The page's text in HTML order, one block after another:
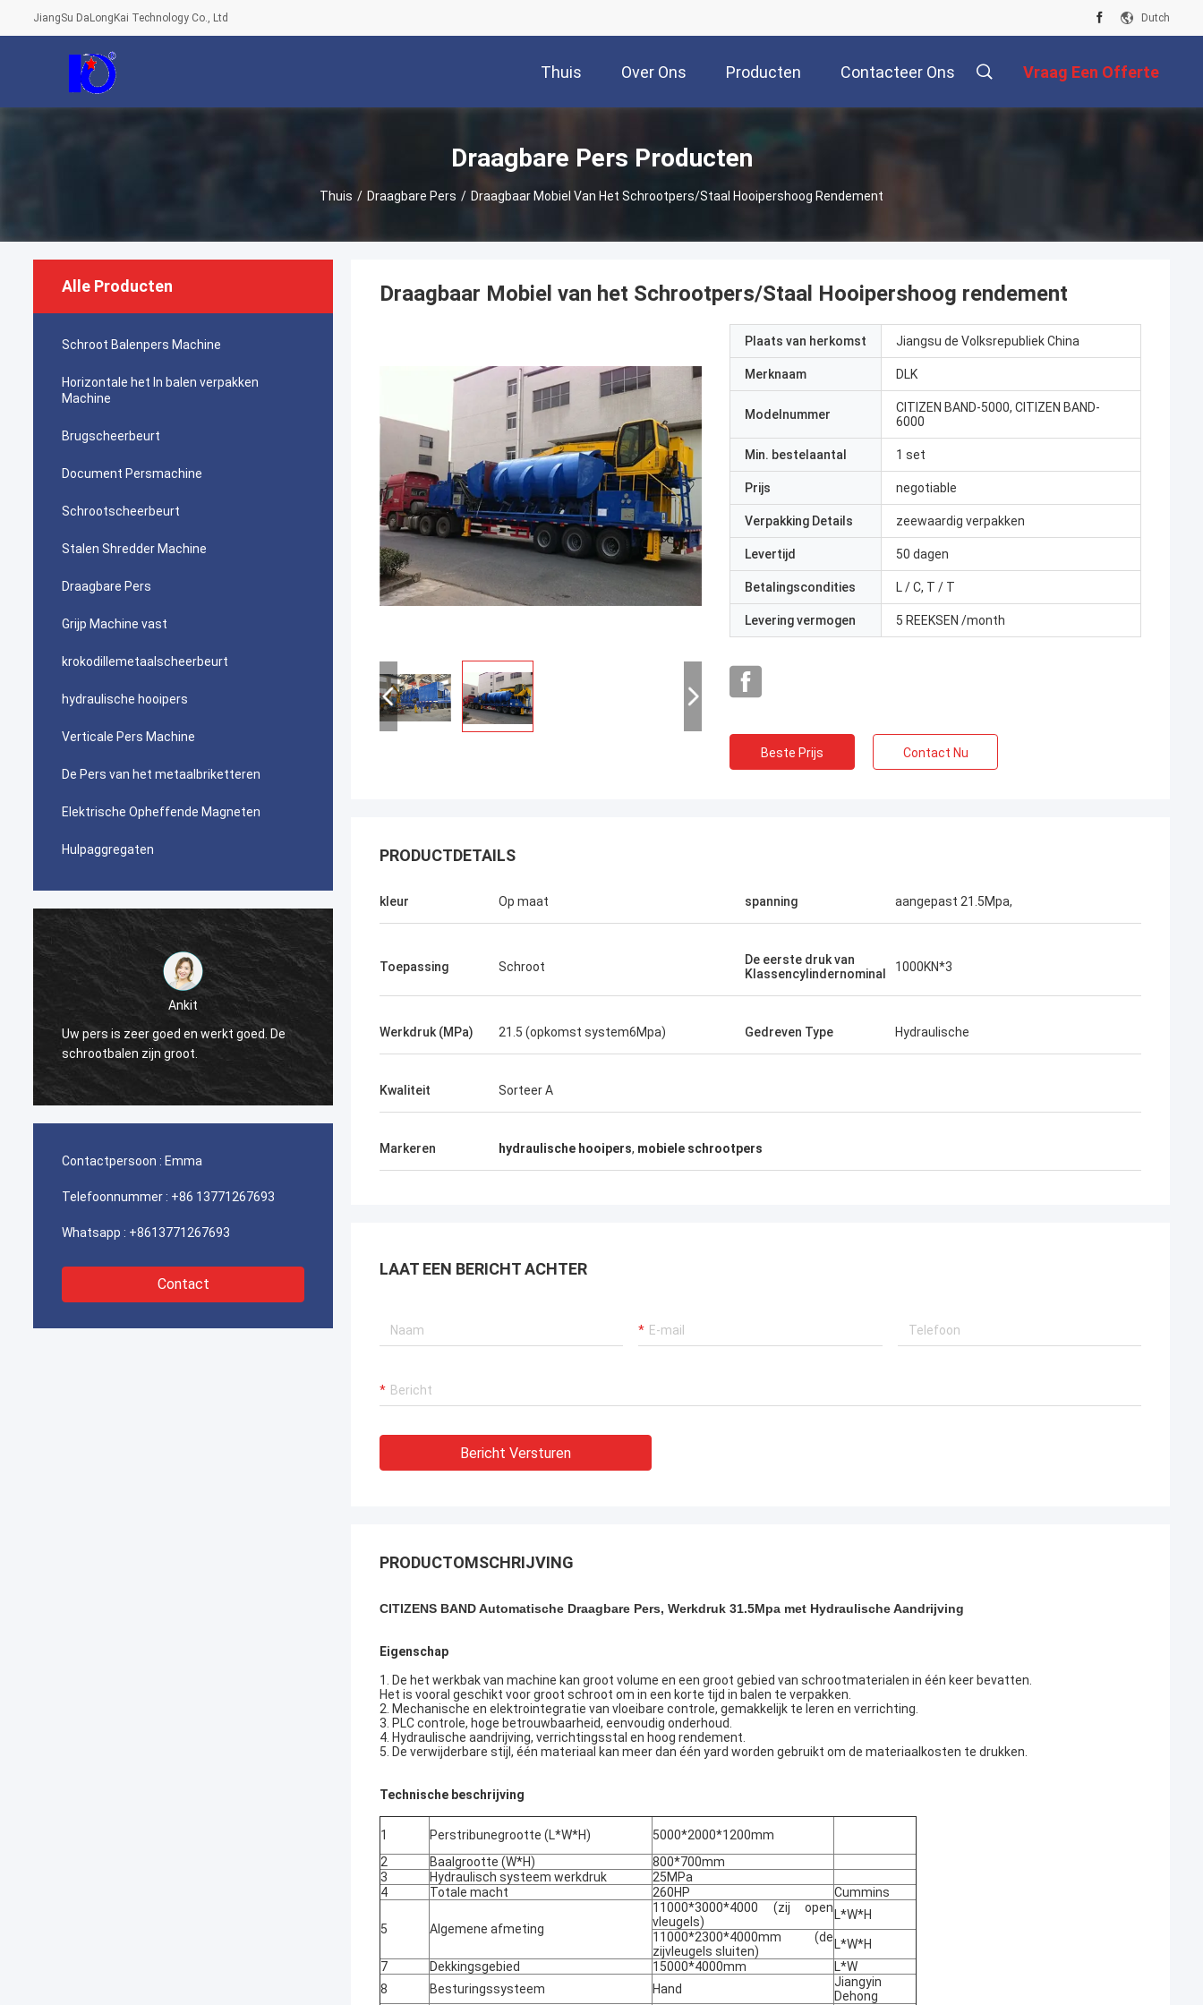
JiangSu DaLongKai Technology Co., Ltd Dutch
Thuis Over Ons Producten Contacteer Ons Vraag Een Offerte
Draagbare Pers Producten
Thuis / Draagbare Pers / Draagbaar Mobiel Van Het Schrootpers/Staal Hooipershoog Rendement
Alle Producten
Schroot Balenpers Machine
Horizontale het In balen verpakken
Machine
Brugscheerbeurt
Document Persmachine
Schrootscheerbeurt
Stalen Shredder Machine
Draagbare Pers
Grijp Machine vast
krokodillemetaalscheerbeurt
hydraulische hooipers
Verticale Pers Machine
De Pers van het metaalbriketteren
Elektrische Opheffende Magneten
Hulpaggregaten
Ankit
Uw pers is zeer goed en werkt goed. De
schrootbalen zijn groot.
De persmachine werkt zeer goed.
Contactpersoon : Emma
Telefoonnummer : +86 13771267693
Whatsapp : +8613771267693
Contact
Draagbaar Mobiel van het Schrootpers/Staal Hooipershoog rendement
Plaats van herkomst Jiangsu de Volksrepubliek China
Merknaam DLK
Modelnummer
CITIZEN BAND-5000, CITIZEN BAND-
6000
Min. bestelaantal 1 set
Prijs negotiable
Verpakking Details zeewaardig verpakken
Levertijd 50 dagen
Betalingscondities L / C, T / T
Levering vermogen 5 REEKSEN /month
Beste Prijs Contact Nu
PRODUCTDETAILS
kleur Op maat spanning aangepast 21.5Mpa,
Toepassing Schroot
De eerste druk van
Klassencylindernominal
1000KN*3
Werkdruk (MPa) 21.5 (opkomst system6Mpa) Gedreven Type Hydraulische
Kwaliteit Sorteer A
Markeren hydraulische hooipers, mobiele schrootpers
LAAT EEN BERICHT ACHTER
Bericht Versturen
PRODUCTOMSCHRIJVING
CITIZENS BAND Automatische Draagbare Pers, Werkdruk 31.5Mpa met Hydraulische Aandrijving
Eigenschap
1. De het werkbak van machine kan groot volume en een groot gebied van schrootmaterialen in één keer bevatten.
Het is vooral geschikt voor groot schroot om in een korte tijd in balen te verpakken.
2. Mechanische en elektrointegratie van vloeibare controle, gemakkelijk te leren en verrichting.
3. PLC controle, hoge betrouwbaarheid, eenvoudig onderhoud.
4. Hydraulische aandrijving, verrichtingsstal en hoog rendement.
5. De verwijderbare stijl, één materiaal kan meer dan één yard worden gebruikt om de materiaalkosten te drukken.
Technische beschrijving
1 Perstribunegrootte (L*W*H)
5000*2000*1200mm
2
Baalgrootte (W*H)
800*700mm
3
Hydraulisch systeem werkdruk
25MPa
4
Totale macht 260HP Cummins
5 Algemene afmeting
11000*3000*4000 (zij open
vleugels)
L*W*H
11000*2300*4000mm (de
zijvleugels sluiten)
L*W*H
7
Dekkingsgebied 15000*4000mm
L*W
8
Besturingssysteem Hand
Jiangyin
Dehong